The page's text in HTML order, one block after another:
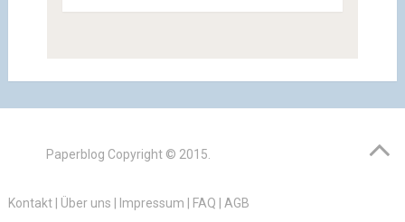
Paperblog Copyright © 2015.
Kontakt| Über uns Impressum FAQ AGB